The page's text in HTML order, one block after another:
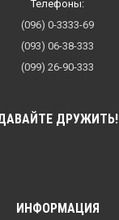
Телефоны:
(096) 0-3333-69
(093) 06-38-333
(099) 26-90-333
ДРУЖИТЬ!
ИНФОРМАЦИЯ